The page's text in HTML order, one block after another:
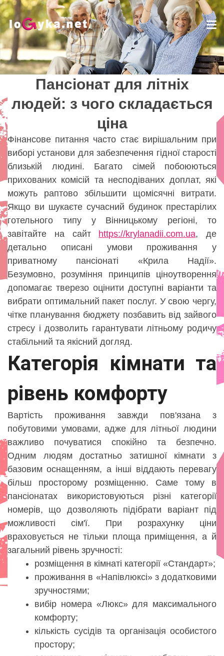
Пансіонат для літніх
людей: з чого складається
ціна
Lady
Пансіонат для літніх
людей: з чого складається
ціна
Фінансове питання часто стає вирішальним при
виборі установи для забезпечення гідної старості
близькій людині. Багато сімей побоюються
прихованих комісій та несподіваних доплат, які
можуть раптово збільшити щомісячні витрати.
Якщо ви шукаєте сучасний будинок престарілих
готельного типу у Вінницькому регіоні, то
завітайте на сайт https://krylanadii.com.ua, де
детально описані умови проживання у
приватному пансіонаті «Крила Надії».
Безумовно, розуміння принципів ціноутворення
допомагає тверезо оцінити доступні варіанти та
вибрати оптимальний пакет послуг. У свою чергу,
чітке планування бюджету позбавить від зайвого
стресу і дозволить гарантувати літньому родичу
стабільний та якісний догляд.
Категорія кімнати та
рівень комфорту
Вартість проживання завжди пов'язана з
побутовими умовами, адже для літньої людини
важливо почуватися спокійно та безпечно.
Одним людям достатньо затишної кімнати з
базовим оснащенням, а інші віддають перевагу
більш просторому розміщенню. Саме тому в
пансіонатах використовуються різні категорії
номерів, що дозволяють підібрати варіант під
можливості сім'ї. При розрахунку ціни
враховується не тільки площа приміщення, а й
загальний рівень зручності:
розміщення в кімнаті категорії «Стандарт»;
проживання в «Напівлюксі» з додатковими
зручностями;
вибір номера «Люкс» для максимального
комфорту;
кількість сусідів та організація особистого
простору;